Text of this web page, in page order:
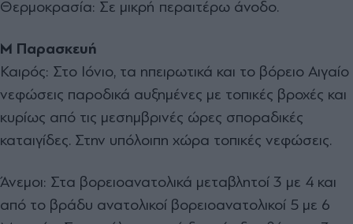
Θερμοκρασία: Σε μικρή περαιτέρω άνοδο.
Μ Παρασκευή
Καιρός: Στο Ιόνιο, τα ηπειρωτικά και το βόρειο Αιγαίο
νεφώσεις παροδικά αυξημένες με τοπικές βροχές και
κυρίως από τις μεσημβρινές ώρες σποραδικές
καταιγίδες. Στην υπόλοιπη χώρα τοπικές νεφώσεις.
Άνεμοι: Στα βορειοανατολικά μεταβλητοί 3 με 4 και
από το βράδυ ανατολικοί βορειοανατολικοί 5 με 6